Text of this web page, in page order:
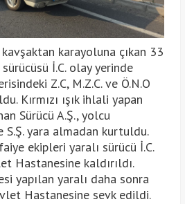
karayoluna çıkan 33
İ.C. olay yerinde
Z.C, M.Z.C. ve Ö.N.O
Kırmızı ışık ihlali yapan
Sürücü A.Ş., yolcu
S.Ş. yara almadan kurtuldu.
ekipleri yaralı sürücü İ.C.
Hastanesine kaldırıldı.
yapılan yaralı daha sonra
Hastanesine sevk edildi.